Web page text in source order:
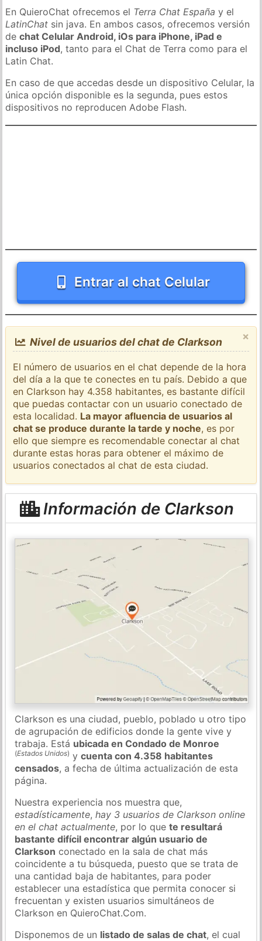
En QuieroChat ofrecemos el Terra Chat España y el
LatinChat sin java. En ambos casos, ofrecemos versión
dechat Celular Android, iOs para iPhone, iPad e
incluso iPod, tanto para el Chat de Terra como para el
Latin Chat.
En caso de que accedas desde un dispositivo Celular, la
única opción disponible es la segunda, pues estos
dispositivos no reproducen Adobe Flash.
Entrar al chat Celular
×
Nivel de usuarios del chat de Clarkson
El número de usuarios en el chat depende de la hora
del día a la que te conectes en tu país. Debido a que
en Clarkson hay 4.358 habitantes, es bastante difícil
que puedas contactar con un usuario conectado de
esta localidad. La mayor afluencia de usuarios al
chat se produce durante la tarde y noche, es por
ello que siempre es recomendable conectar al chat
durante estas horas para obtener el máximo de
usuarios conectados al chat de esta ciudad.
Información de Clarkson
Clarkson es una ciudad, pueblo, poblado u otro tipo
de agrupación de edificios donde la gente vive y
trabaja. Está ubicada en Condado de Monroe
(Estados Unidos) ycuenta con 4.358 habitantes
censados, a fecha de última actualización de esta
página.
Nuestra experiencia nos muestra que,
estadísticamente,hay 3 usuarios de Clarkson online
en el chat actualmente, por lo quete resultará
bastante difícil encontrar algún usuario de
Clarkson conectado en la sala de chat más
coincidente a tu búsqueda, puesto que se trata de
una cantidad baja de habitantes, para poder
establecer una estadística que permita conocer si
frecuentan y existen usuarios simultáneos de
Clarkson en QuieroChat.Com.
Disponemos de un listado de salas de chat, el cual